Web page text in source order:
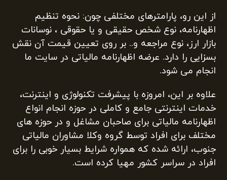
از این رو، پارامترهای مختلفی چون: نحوه تنظیم
اظهارنامه، نوع شخص حقیقی و یا حقوقی ، نوسانات
بازار ارز، نوع مراجعه و.. بر روی تعیین قیمت آن نقش
بسزایی را دارد. عرضه اظهارنامه مالیاتی در سایت ما
انجام می شود.
علاوه بر این، امروزه با پیشرفت تکنولوژی و اینترنت،
خدمات اینترنتی جامع و کاملی در حوزه انجام انواع
اظهارنامه مالیاتی برای صاحبان مشاغل و در حوزه های
مختلف برای افراد توسط گروه وکلا مشاوران مالیاتی
جنوب، ارائه شده که همواره شرایط بسیار خوبی را برای
افراد در سراسر کشور مهیا کرده است.